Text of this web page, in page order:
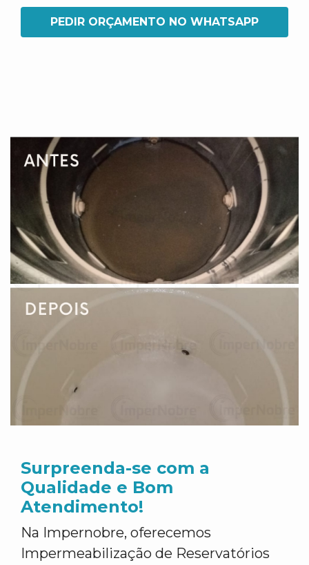
PEDIR ORÇAMENTO NO WHATSAPP
Surpreenda-se com a
Qualidade e Bom
Atendimento!
Na Impernobre, oferecemos
Impermeabilização de Reservatórios